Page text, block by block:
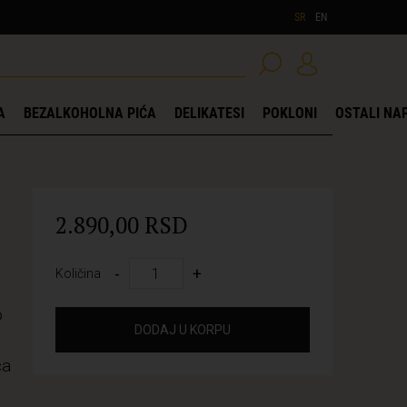
SR EN
BEZALKOHOLNA PIĆA DELIKATESI POKLONI OSTALI
2.890,00 RSD
Količina - +
DODAJ U KORPU